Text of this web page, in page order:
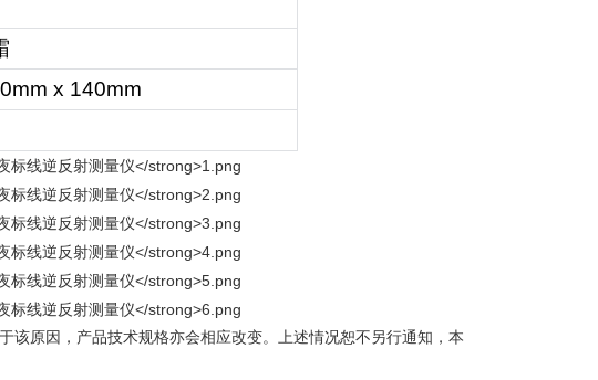
x 140mm
该原因，产品技术规格亦会相应改变。上述情况恕不另行通知，本